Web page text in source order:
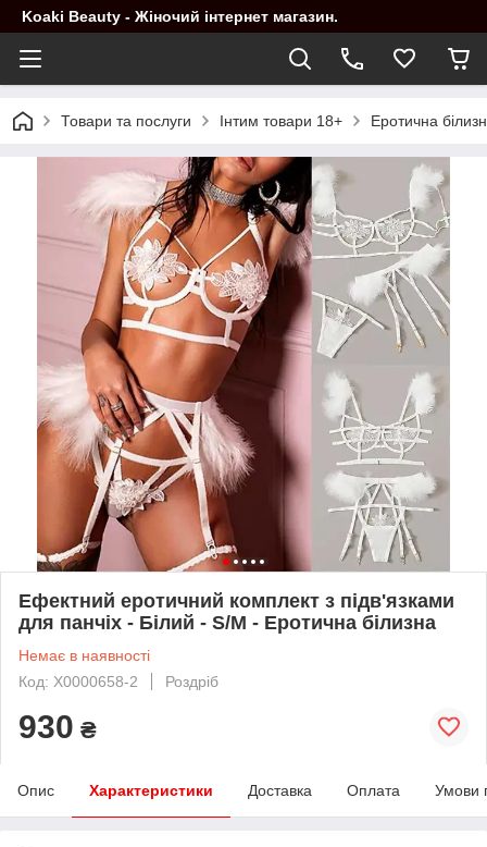
Koaki Beauty - Жіночий інтернет магазин.
Товари та послуги Інтим товари 18+ Еротична
Ефектний еротичний комплект з підв'язками
для панчіх - Білий - S/M - Еротична білизна
Немає в наявності
Код: X0000658-2
Роздріб
930 ₴
Опис Характеристики Доставка Оплата Умови